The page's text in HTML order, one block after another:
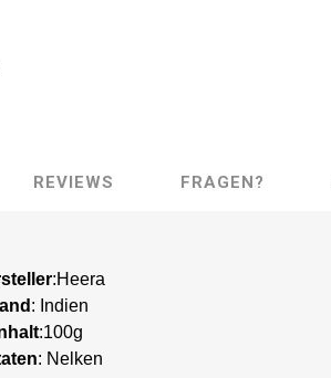
REVIEWS FRAGEN?
:Heera
: Indien
:100g
: Nelken